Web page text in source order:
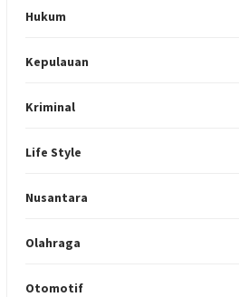
Hukum
Kepulauan
Kriminal
Life Style
Nusantara
Olahraga
Otomotif